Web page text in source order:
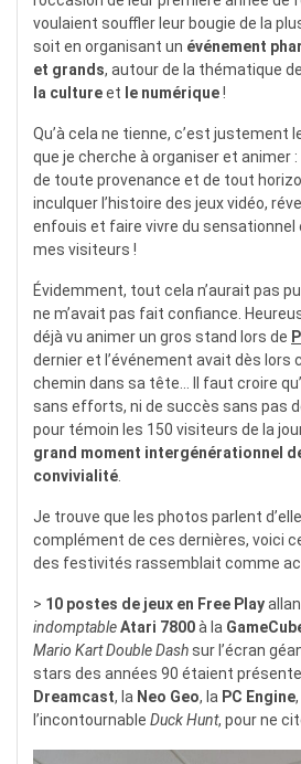
voulaient souffler leur bougie de la
soit en organisant un événement
et grands, autour de la thématique
la cultureet le numérique!
Qu’à cela ne tienne, c’est justement
que je cherche à organiser et animer
de toute provenance et de tout
inculquer l’histoire des jeux vidéo,
enfouis et faire vivre du sensationnel
mes visiteurs !
Évidemment, tout cela n’aurait pas
ne m’avait pas fait confiance.
déjà vu animer un gros stand lors de
dernier et l’événement avait dès lors
chemin dans sa tête… Il faut croire
sans efforts, ni de succès sans pas
pour témoin les 150 visiteurs de la
grand moment intergénérationnel
convivialité
Je trouve que les photos parlent
complément de ces dernières, voici
des festivités rassemblait comme
> 10 postes de jeux en Free Play
indomptableAtari 7800à la
Mario Kart Double Dashsur l’écran
stars des années 90 étaient
Dreamcast, la Neo Geo, la PC Engine
l’incontournable Duck Hunt, pour ne